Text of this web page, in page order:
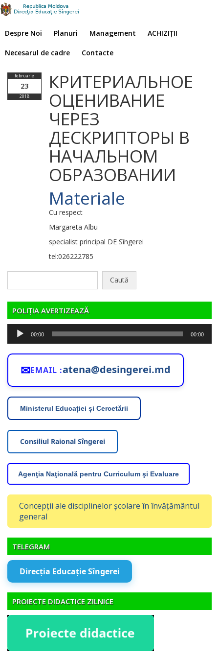
Despre Noi Planuri Management ACHIZIȚII
Necesarul de cadre Contacte
februarie
23
2018
КРИТЕРИАЛЬНОЕ
ОЦЕНИВАНИЕ
ЧЕРЕЗ
ДЕСКРИПТОРЫ В
НАЧАЛЬНОМ
ОБРАЗОВАНИИ
Materiale
Cu respect
Margareta Albu
specialist principal DE Sîngerei
tel:026222785
POLIȚIA AVERTIZEAZĂ
Player
audio
00:00 00:00
✉EMAIL :atena@desingerei.md
Ministerul Educației și Cercetării
Consiliul Raional Sîngerei
Agenţia Naţională pentru Curriculum şi Evaluare
Concepții ale disciplinelor școlare în învățământul
general
TELEGRAM
Direcția Educație Sîngerei
PROIECTE DIDACTICE ZILNICE